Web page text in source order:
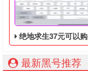
绝地求生37元可以购买平常
最新黑号推荐